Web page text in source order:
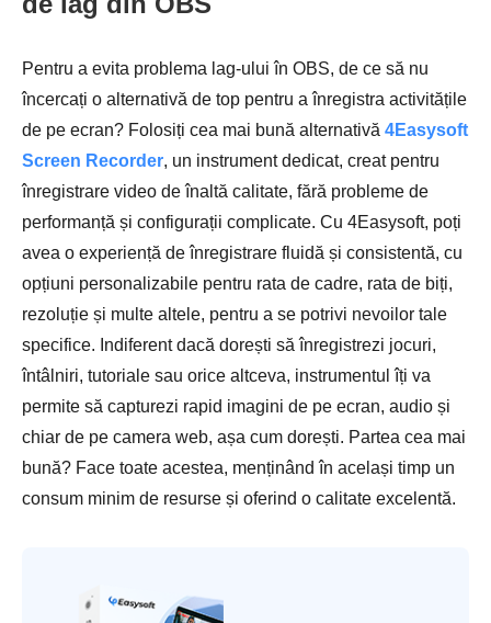
Pentru a evita problema lag-ului în OBS, de ce să nu
încercați o alternativă de top pentru a înregistra activitățile
de pe ecran? Folosiți cea mai bună alternativă 4Easysoft
Screen Recorder, un instrument dedicat, creat pentru
înregistrare video de înaltă calitate, fără probleme de
performanță și configurații complicate. Cu 4Easysoft, poți
avea o experiență de înregistrare fluidă și consistentă, cu
opțiuni personalizabile pentru rata de cadre, rata de biți,
rezoluție și multe altele, pentru a se potrivi nevoilor tale
specifice. Indiferent dacă dorești să înregistrezi jocuri,
întâlniri, tutoriale sau orice altceva, instrumentul îți va
permite să capturezi rapid imagini de pe ecran, audio și
chiar de pe camera web, așa cum dorești. Partea cea mai
bună? Face toate acestea, menținând în același timp un
consum minim de resurse și oferind o calitate excelentă.